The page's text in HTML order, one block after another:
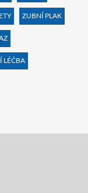
ZUBNÍ PLAK
LÉČBA